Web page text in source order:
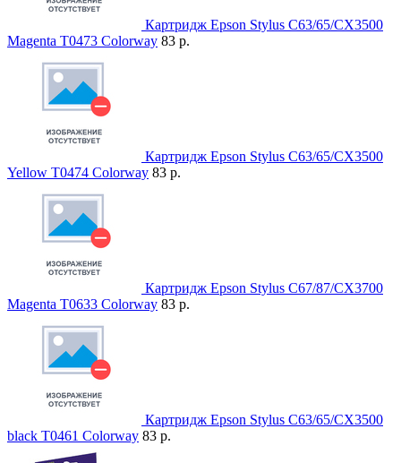
Картридж Epson Stylus C63/65/CX3500
Magenta T0473 Colorway 83 р.
Картридж Epson Stylus C63/65/CX3500
Yellow T0474 Colorway 83 р.
Картридж Epson Stylus C67/87/CX3700
Magenta T0633 Colorway 83 р.
Картридж Epson Stylus C63/65/CX3500
black T0461 Colorway 83 р.